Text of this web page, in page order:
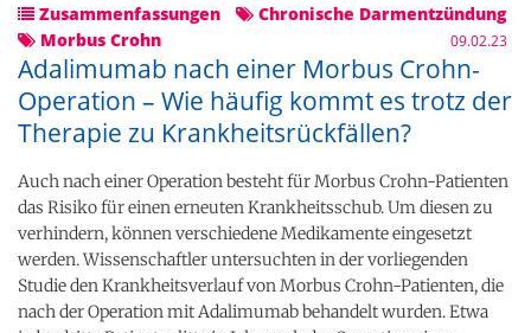
Zusammenfassungen
Chronische Darmentzündung
Morbus Crohn
09.02.23
Adalimumab nach einer Morbus Crohn-
Operation – Wie häufig kommt es trotz der
Therapie zu Krankheitsrückfällen?
Auch nach einer Operation besteht für Morbus Crohn-Patienten
das Risiko für einen erneuten Krankheitsschub. Um diesen zu
verhindern, können verschiedene Medikamente eingesetzt
werden. Wissenschaftler untersuchten in der vorliegenden
Studie den Krankheitsverlauf von Morbus Crohn-Patienten, die
nach der Operation mit Adalimumab behandelt wurden. Etwa